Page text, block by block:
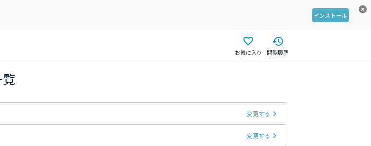
インストール
お気に入り 閲覧履歴
変更する
変更する